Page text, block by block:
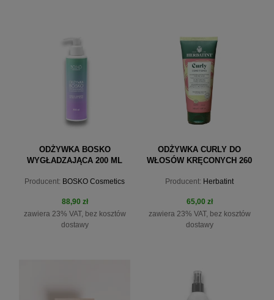
do koszyka
ODŻYWKA BOSKO
WYGŁADZAJĄCA 200 ML
Producent: BOSKO Cosmetics
88,90 zł
zawiera 23% VAT, bez kosztów
dostawy
ODŻYWKA CURLY DO
WŁOSÓW KRĘCONYCH 260
Producent: Herbatint
65,00 zł
zawiera 23% VAT, bez kosztów
dostawy
do koszyka